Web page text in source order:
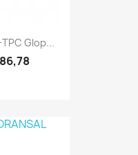
Glop...